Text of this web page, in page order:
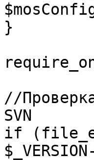
}
//
SVN
if